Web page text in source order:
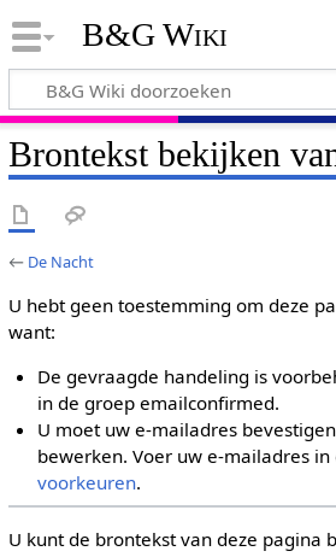
B&G Wiki
Brontekst bekijken
← De Nacht
U hebt geen toestemming om deze
want:
De gevraagde handeling is
in de groep emailconfirmed.
U moet uw e-mailadres
bewerken. Voer uw e-mailadres
voorkeuren.
U kunt de brontekst van deze pagina